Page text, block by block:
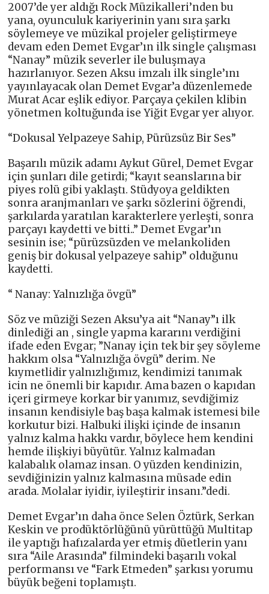
2007’de yer aldığı Rock Müzikalleri’nden bu
yana, oyunculuk kariyerinin yanı sıra şarkı
söylemeye ve müzikal projeler geliştirmeye
devam eden Demet Evgar’ın ilk single çalışması
“Nanay” müzik severler ile buluşmaya
hazırlanıyor. Sezen Aksu imzalı ilk single’ını
yayınlayacak olan Demet Evgar’a düzenlemede
Murat Acar eşlik ediyor. Parçaya çekilen klibin
yönetmen koltuğunda ise Yiğit Evgar yer alıyor.
“Dokusal Yelpazeye Sahip, Pürüzsüz Bir Ses”
Başarılı müzik adamı Aykut Gürel, Demet Evgar
için şunları dile getirdi; “kayıt seanslarına bir
piyes rolü gibi yaklaştı. Stüdyoya geldikten
sonra aranjmanları ve şarkı sözlerini öğrendi,
şarkılarda yaratılan karakterlere yerleşti, sonra
parçayı kaydetti ve bitti..” Demet Evgar’ın
sesinin ise; “pürüzsüzden ve melankoliden
geniş bir dokusal yelpazeye sahip” olduğunu
kaydetti.
“ Nanay: Yalnızlığa övgü”
Söz ve müziği Sezen Aksu’ya ait “Nanay”ı ilk
dinlediği an , single yapma kararını verdiğini
ifade eden Evgar; ”Nanay için tek bir şey söyleme
hakkım olsa “Yalnızlığa övgü” derim. Ne
kıymetlidir yalnızlığımız, kendimizi tanımak
icin ne önemli bir kapıdır. Ama bazen o kapıdan
içeri girmeye korkar bir yanımız, sevdiğimiz
insanın kendisiyle baş başa kalmak istemesi bile
korkutur bizi. Halbuki ilişki içinde de insanın
yalnız kalma hakkı vardır, böylece hem kendini
hemde ilişkiyi büyütür. Yalnız kalmadan
kalabalık olamaz insan. O yüzden kendinizin,
sevdiğinizin yalnız kalmasına müsade edin
arada. Molalar iyidir, iyileştirir insanı.”dedi.
Demet Evgar’ın daha önce Selen Öztürk, Serkan
Keskin ve prodüktörlüğünü yürüttüğü Multitap
ile yaptığı hafızalarda yer etmiş düetlerin yanı
sıra “Aile Arasında” filmindeki başarılı vokal
performansı ve “Fark Etmeden” şarkısı yorumu
büyük beğeni toplamıştı.